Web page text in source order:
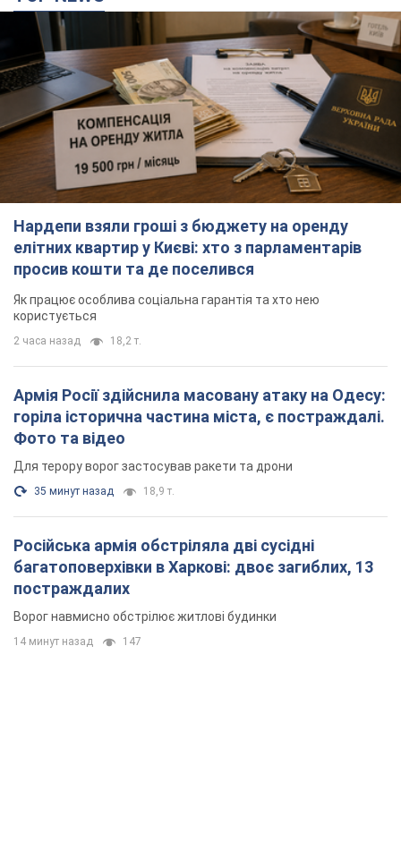
Нардепи взяли гроші з бюджету на оренду
елітних квартир у Києві: хто з парламентарів
просив кошти та де поселився
Як працює особлива соціальна гарантія та хто нею
користується
2 часа назад 18,2 т.
Армія Росії здійснила масовану атаку на Одесу:
горіла історична частина міста, є постраждалі.
Фото та відео
Для терору ворог застосував ракети та дрони
35 минут назад 18,9 т.
Російська армія обстріляла дві сусідні
багатоповерхівки в Харкові: двоє загиблих, 13
постраждалих
Ворог навмисно обстрілює житлові будинки
14 минут назад 147